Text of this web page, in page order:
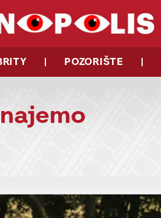
POZORIŠTE